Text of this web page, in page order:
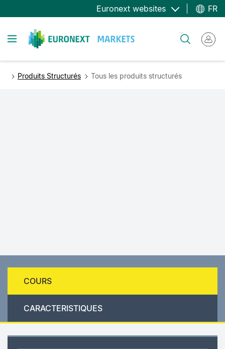
au
principal
Euronext websites FR
Toggle navigation
Produits Structurés Tous les produits structurés
COURS
CARACTERISTIQUES